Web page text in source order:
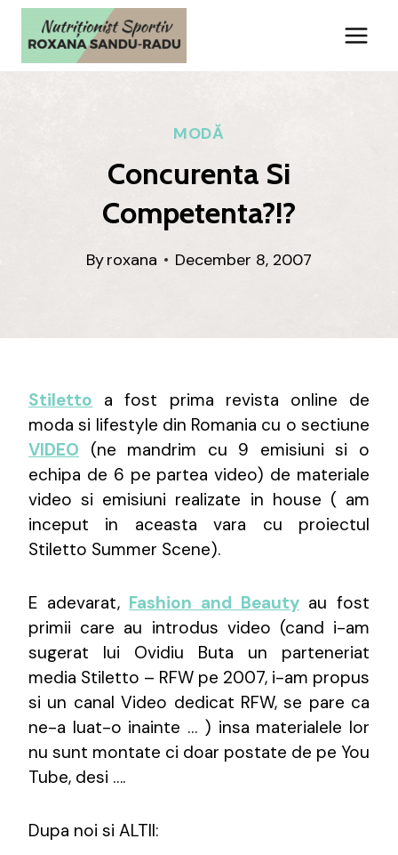
Skip
content
MODĂ
Concurenta Si
Competenta?!?
Byroxana December 8, 2007
Stiletto a fost prima revista online de
moda si lifestyle din Romania cu o sectiune
VIDEO (ne mandrim cu 9 emisiuni si o
echipa de 6 pe partea video) de materiale
video si emisiuni realizate in house ( am
inceput in aceasta vara cu proiectul
Stiletto Summer Scene).
E adevarat, Fashion and Beautyau fost
primii care au introdus video (cand i-am
sugerat lui Ovidiu Buta un parteneriat
media Stiletto – RFW pe 2007, i-am propus
si un canal Video dedicat RFW, se pare ca
ne-a luat-o inainte … ) insa materialele lor
nu sunt montate ci doar postate de pe You
Tube, desi ….
Dupa noi si ALTII: